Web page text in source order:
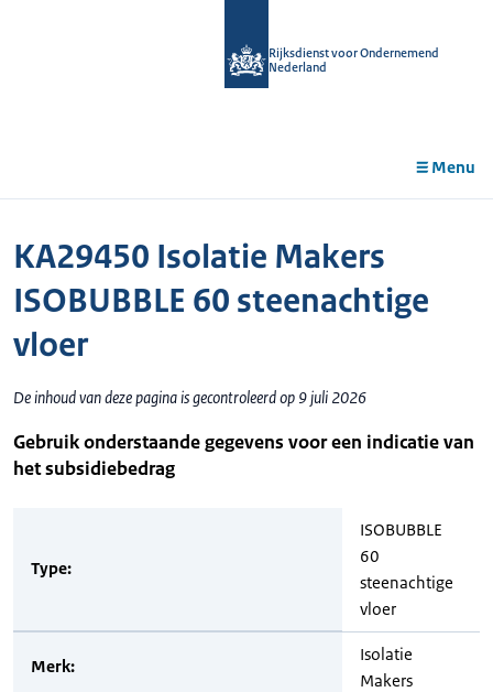
Rijksdienst voor Ondernemend
Nederland
Menu
KA29450 Isolatie Makers
ISOBUBBLE 60 steenachtige
vloer
De inhoud van deze pagina is gecontroleerd op 9 juli 2026
Gebruik onderstaande gegevens voor een indicatie van
het subsidiebedrag
Type:
ISOBUBBLE
60
steenachtige
vloer
Merk:
Isolatie
Makers